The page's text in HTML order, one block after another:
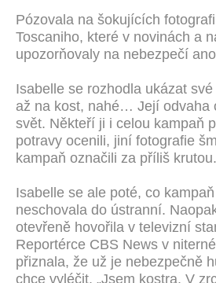
Pózovala na šokujících
Toscaniho, které v novinách a
upozorňovaly na nebezpečí
Isabelle se rozhodla ukázat
až na kost, nahé… Její odvaha
svět. Někteří ji i celou kampaň
potravy ocenili, jiní fotografie
kampaň označili za příliš krutou.
Isabelle se ale poté, co
neschovala do ústranní.
otevřeně hovořila v televizní
Reportérce CBS News v
přiznala, že už je nebezpečně
chce vyléčit. „Jsem kostra. V